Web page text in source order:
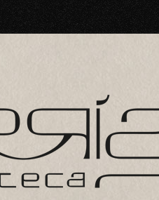
bodegas de La Rioja. Con una